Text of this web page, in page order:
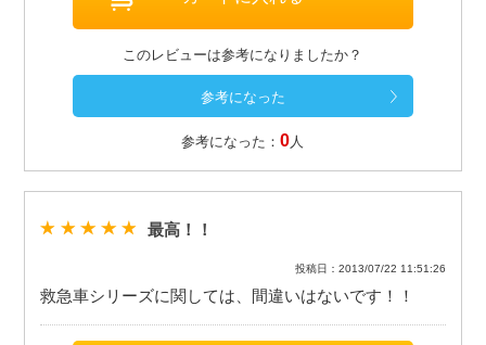
このレビューは参考になりましたか？
参考になった：0 人
最高！！
投稿日：2013/07/22 11:51:26
救急車シリーズに関しては、間違いはないです！！